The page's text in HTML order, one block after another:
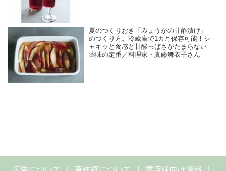
夏のつくりおき「みょうがの甘酢漬け」
のつくり方。冷蔵庫で1カ月保存可能！シ
ャキッと食感と甘酸っぱさがたまらない
薬味の定番／料理家・真藤舞衣子さん